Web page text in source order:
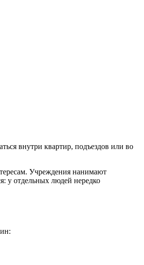
внутри квартир, подъездов или во
Учреждения нанимают
у отдельных людей нередко